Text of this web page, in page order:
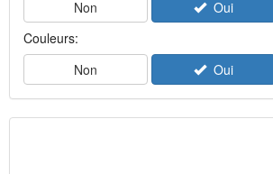
Non
Oui
Couleurs:
Non
Oui